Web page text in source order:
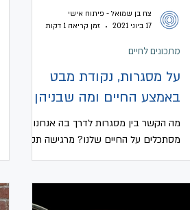
על מסגרות, נקודת מבט
באמצע החיים ומה שבניהן
מה הקשר בין מסגרות לדרך בה אנחנו
מסתכלים על החיים שלנו? מרגישה תקועה
מתכונים לחיים
צח בן שמואל - פיתוח אישי
17 ביוני 2021
זמן קריאה 1 דקות